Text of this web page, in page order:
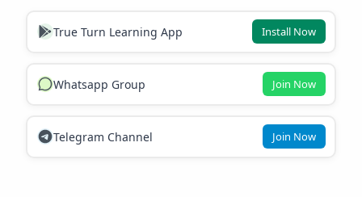
True Turn Learning App Install Now
Whatsapp Group Join Now
Telegram Channel Join Now